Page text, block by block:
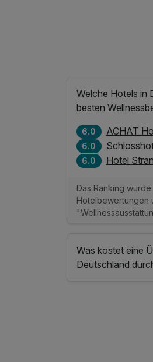
Welche Hotels in
besten
6.0 ACHAT
6.0
6.0 Hotel
Das Ranking
Hotelbewertungen
Was kostet eine
Deutschland